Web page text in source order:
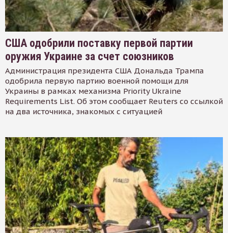
США одобрили поставку первой партии
оружия Украине за счет союзников
Администрация президента США Дональда Трампа
одобрила первую партию военной помощи для
Украины в рамках механизма Priority Ukraine
Requirements List. Об этом сообщает Reuters со ссылкой
на два источника, знакомых с ситуацией